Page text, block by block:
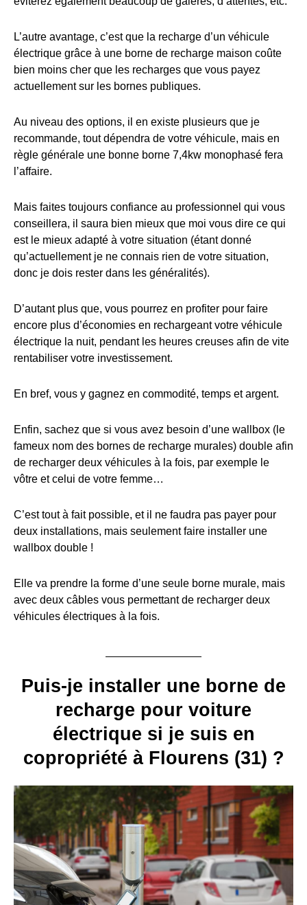
L’autre avantage, c’est que la recharge d’un véhicule
électrique grâce à une borne de recharge maison coûte
bien moins cher que les recharges que vous payez
actuellement sur les bornes publiques.
Au niveau des options, il en existe plusieurs que je
recommande, tout dépendra de votre véhicule, mais en
règle générale une bonne borne 7,4kw monophasé fera
l’affaire.
Mais faites toujours confiance au professionnel qui vous
conseillera, il saura bien mieux que moi vous dire ce qui
est le mieux adapté à votre situation (étant donné
qu’actuellement je ne connais rien de votre situation,
donc je dois rester dans les généralités).
D’autant plus que, vous pourrez en profiter pour faire
encore plus d’économies en rechargeant votre véhicule
électrique la nuit, pendant les heures creuses afin de vite
rentabiliser votre investissement.
En bref, vous y gagnez en commodité, temps et argent.
Enfin, sachez que si vous avez besoin d’une wallbox (le
fameux nom des bornes de recharge murales) double afin
de recharger deux véhicules à la fois, par exemple le
vôtre et celui de votre femme…
C’est tout à fait possible, et il ne faudra pas payer pour
deux installations, mais seulement faire installer une
wallbox double !
Elle va prendre la forme d’une seule borne murale, mais
avec deux câbles vous permettant de recharger deux
véhicules électriques à la fois.
Puis-je installer une borne de
recharge pour voiture
électrique si je suis en
copropriété à Flourens (31) ?